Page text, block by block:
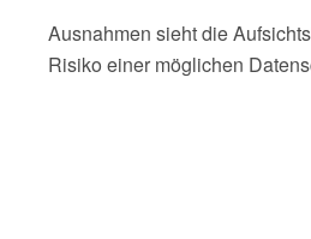
Ausnahmen sieht die
Risiko einer möglichen